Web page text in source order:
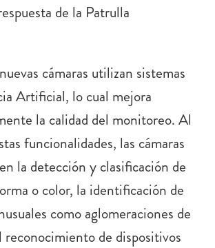
de la Patrulla
cámaras utilizan sistemas
Artificial, lo cual mejora
la calidad del monitoreo. Al
funcionalidades, las cámaras
la detección y clasificación de
o color, la identificación de
como aglomeraciones de
reconocimiento de dispositivos